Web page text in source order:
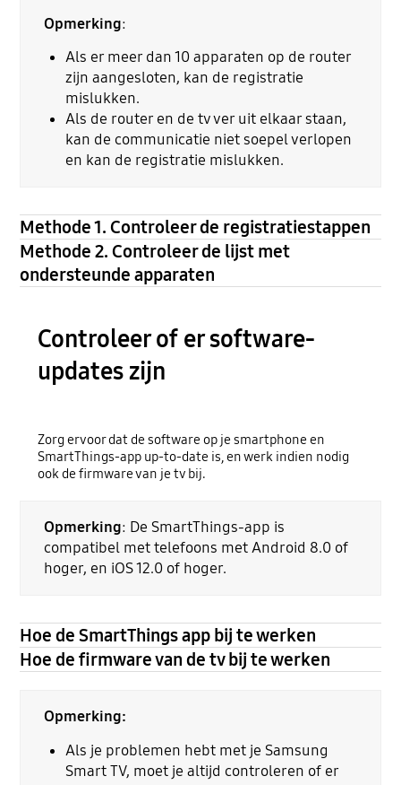
Opmerking:
Als er meer dan 10 apparaten op de router
zijn aangesloten, kan de registratie
mislukken.
Als de router en de tv ver uit elkaar staan,
kan de communicatie niet soepel verlopen
en kan de registratie mislukken.
Methode 1. Controleer de registratiestappen
Methode 2. Controleer de lijst met
ondersteunde apparaten
Controleer of er software-
updates zijn
Zorg ervoor dat de software op je smartphone en
SmartThings-app up-to-date is, en werk indien nodig
ook de firmware van je tv bij.
Opmerking: De SmartThings-app is
compatibel met telefoons met Android 8.0 of
hoger, en iOS 12.0 of hoger.
Hoe de SmartThings app bij te werken
Hoe de firmware van de tv bij te werken
Opmerking:
Als je problemen hebt met je Samsung
Smart TV, moet je altijd controleren of er